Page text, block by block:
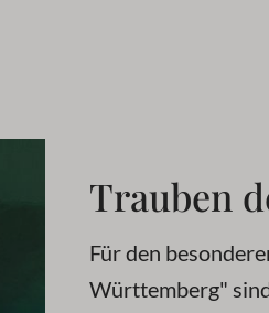
Trauben
Für den
Württemberg"